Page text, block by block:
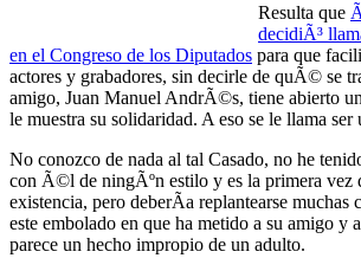
Resulta que
decidiÃ³
en el Congreso de los Diputados para que
actores y grabadores, sin decirle de quÃ© se
amigo, Juan Manuel AndrÃ©s, tiene abierto
le muestra su solidaridad. A eso se le llama
No conozco de nada al tal Casado, no he
con Ã©l de ningÃºn estilo y es la primera vez
existencia, pero deberÃ­a replantearse muchas
este embolado en que ha metido a su amigo y
parece un hecho impropio de un adulto.